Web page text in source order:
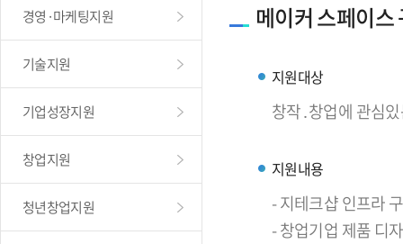
경영·마케팅지원
기술지원
기업성장지원
창업지원
청년창업지원
메이커 스페이
지원대상
창작․창업에 관심
지원내용
- 지테크샵 인프라
- 창업기업 제품 디